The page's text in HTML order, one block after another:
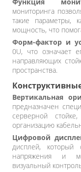
мониторинга
такие параметры,
мощность, что
Форм-фактор и
0U, что означает
направляющих
пространства.
Вертикальная
предназначен
серверной
организацию
Цифровой
дисплей, который
напряжения и
визуальный